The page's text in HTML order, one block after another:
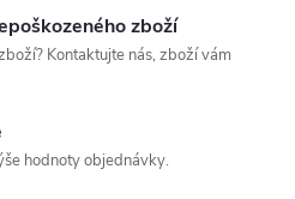
zboží
Kontaktujte nás, zboží vám
hodnoty objednávky.